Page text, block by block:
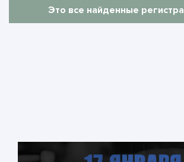
Это все найденные